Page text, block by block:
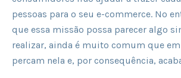
pessoas para o seu e-commerce. No
que essa missão possa parecer algo
realizar, ainda é muito comum que
percam nela e, por consequência,